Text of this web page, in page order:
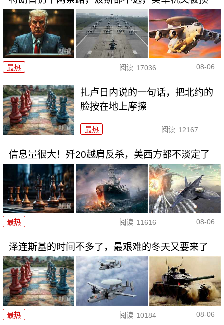
最热 阅读 17036 08-06
扎卢日内说的一句话，把北约的
脸按在地上摩擦
最热 阅读 12167
信息量很大！歼20越肩反杀，美西方都不淡定了
最热 阅读 11616 08-06
泽连斯基的时间不多了，最艰难的冬天又要来了
最热 阅读 10184 08-06